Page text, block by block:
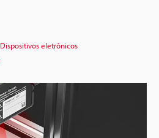
Dispositivos eletrônicos